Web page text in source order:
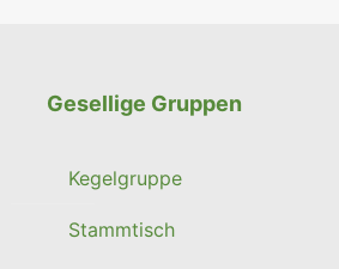
Gesellige Gruppen
Kegelgruppe
Stammtisch